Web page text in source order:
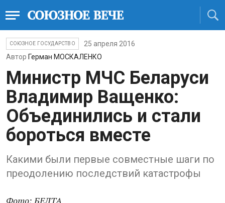
СОЮЗНОЕ ГОСУДАРСТВО
25 апреля 2016
Автор Герман МОСКАЛЕНКО
Министр МЧС Беларуси
Владимир Ващенко:
Объединились и стали
бороться вместе
Какими были первые совместные шаги по
преодолению последствий катастрофы
Фото: БЕЛТА